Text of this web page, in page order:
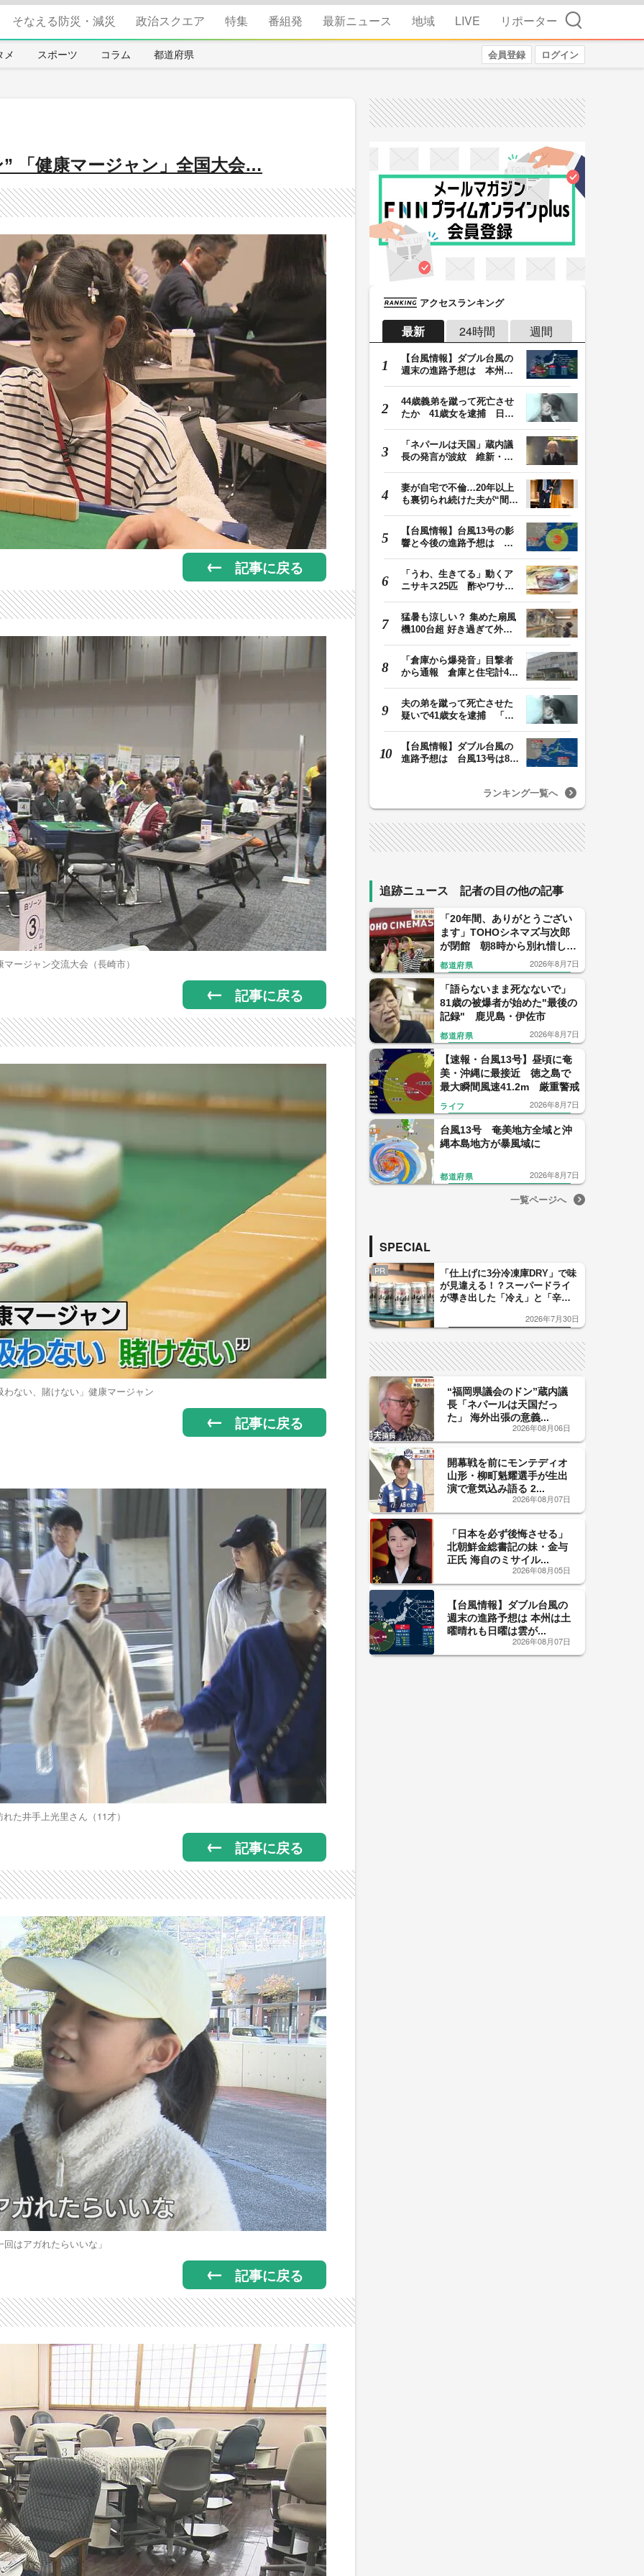
そなえる防災・減災 政治スクエア 特集 番組発 最新ニュース 地域 LIVE リポーター 検索
メ スポーツ コラム 都道府県 会員登録 ログイン
「健康マージャン」全国大会…
記事に戻る
ージャン交流大会（長崎市）
記事に戻る
わない、賭けない」健康マージャン
記事に戻る
た井手上光里さん（11才）
記事に戻る
回はアガれたらいいな」
記事に戻る
アクセスランキング
最新 24時間 週間
【台風情報】ダブル台風の
週末の進路予想は 本州は
44歳義弟を蹴って死亡させ
たか 41歳女を逮捕 日頃
「ネパールは天国」蔵内議
長の発言が波紋 維新・吉
妻が自宅で不倫…20年以上
も裏切られ続けた夫が“間
【台風情報】台風13号の影
響と今後の進路予想は 沖
「うわ、生きてる」動くア
ニサキス25匹 酢やワサビ
猛暑も涼しい？ 集めた扇風
機100台超 好き過ぎて外出
「倉庫から爆発音」目撃者
から通報 倉庫と住宅計4棟
夫の弟を蹴って死亡させた
疑いで41歳女を逮捕 「生
【台風情報】ダブル台風の
進路予想は 台風13号は8日
ランキング一覧へ
追跡ニュース 記者の目の他の記事
「20年間、ありがとうござい
ます」TOHOシネマズ与次郎
が閉館 朝8時から別れ惜しむ
ファンも【鹿児島】
都道府県 2026年8月7日
「語らないまま死なないで」
81歳の被爆者が始めた"最後の
記録" 鹿児島・伊佐市
都道府県 2026年8月7日
【速報・台風13号】昼頃に奄
美・沖縄に最接近 徳之島で
最大瞬間風速41.2m 厳重警戒
ライフ 2026年8月7日
台風13号 奄美地方全域と沖
縄本島地方が暴風域に
都道府県 2026年8月7日
一覧ページへ
SPECIAL
PR
「仕上げに3分冷凍庫DRY」で味
が見違える！？スーパードライ
が導き出した「冷え」と「辛
した「辛口カーブ」が飲み頃の
2026年7月30日
“福岡県議会のドン”蔵内議
長「ネパールは天国だっ
た」 海外出張の意義...
2026年08月06日
開幕戦を前にモンテディオ
山形・柳町魁耀選手が生出
演で意気込み語る 2...
2026年08月07日
「日本を必ず後悔させる」
北朝鮮金総書記の妹・金与
正氏 海自のミサイル...
2026年08月05日
【台風情報】ダブル台風の
週末の進路予想は 本州は土
曜晴れも日曜は雲が...
2026年08月07日